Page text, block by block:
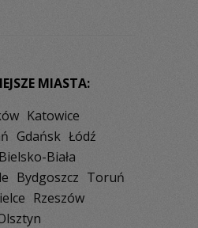
MIASTA:
Katowice
Gdańsk Łódź
Bielsko-Biała
Bydgoszcz Toruń
Rzeszów